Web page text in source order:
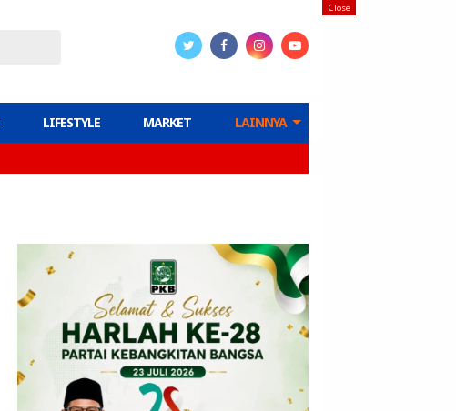
LIFESTYLE MARKET LAINNYA
Close